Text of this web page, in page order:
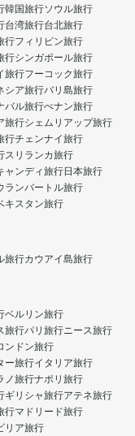
韓国旅行ソウル旅行
台湾旅行台北旅行
行フィリピン旅行
行シンガポール旅行
旅行フーコック旅行
シア旅行バリ島旅行
バル旅行ぺナン旅行
旅行シェムリアップ旅行
行チェンナイ旅行
スリランカ旅行
ャンディ旅行日本旅行
ランバートル旅行
キスタン旅行
旅行カウアイ島旅行
ベルリン旅行
旅行パリ旅行ニース旅行
ンドン旅行
ー旅行イタリア旅行
ノ旅行ナポリ旅行
ギリシャ旅行アテネ旅行
行マドリード旅行
リア旅行